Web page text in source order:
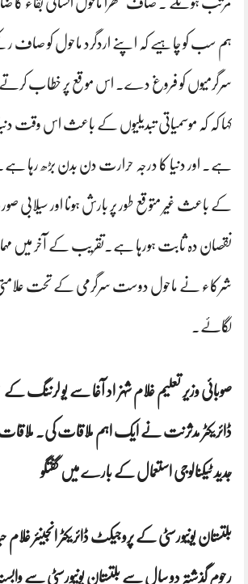
مرتب ہونگے . صاف ستھرا ماحول انسانی بقاء
ہم سب کو چاہیے کہ اپنے اردگرد ماحول کو صاف
سرگرمیوں کو فروغ دے. اس موقع پر خطاب
کہا کہ کہ موسمیاتی تبدیلیوں کے باعث اس وقت
ہے. اور دنیا کا درجہ حرارت دن بدن بڑھ رہا ہے.
کے باعث غیر متوقع طور پر بارش ہونا اور سیلابی
نقصان دہ ثابت ہورہا ہے.تقریب کے آخر میں
شرکاء نے ماحول دوست سرگرمی کے تحت
لگاۓ.
صوبائی وزیر تعلیم غلام شہزاد آغا سے یو لرننگ کے
ڈائریکٹر مدثرنت نے ایک اہم ملاقات کی۔ ملاقات
جدید ٹیکنالوجی استعمال کے بارے میں گفتگو
بلتستان یونیورسٹی کے پروجیکٹ ڈائریکٹر انجینئر غلام
رحوم گذشتہ دو سال سے بلتستان یونیورسٹی سے